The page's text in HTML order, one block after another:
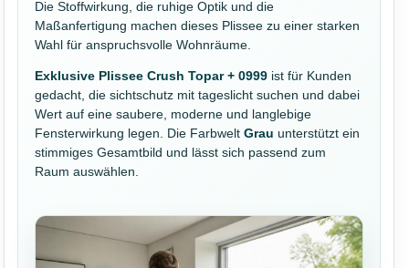
Die Stoffwirkung, die ruhige Optik und die
Maßanfertigung machen dieses Plissee zu einer starken
Wahl für anspruchsvolle Wohnräume.
Exklusive Plissee Crush Topar + 0999 ist für Kunden
gedacht, die sichtschutz mit tageslicht suchen und dabei
Wert auf eine saubere, moderne und langlebige
Fensterwirkung legen. Die Farbwelt Grau unterstützt ein
stimmiges Gesamtbild und lässt sich passend zum
Raum auswählen.